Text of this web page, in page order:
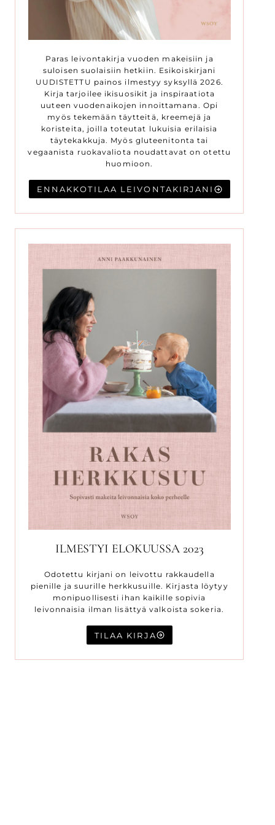
Paras leivontakirja vuoden makeisiin ja
suloisen suolaisiin hetkiin. Esikoiskirjani
UUDISTETTU painos ilmestyy syksyllä 2026.
Kirja tarjoilee ikisuosikit ja inspiraatiota
uuteen vuodenaikojen innoittamana. Opi
myös tekemään täytteitä, kreemejä ja
koristeita, joilla toteutat lukuisia erilaisia
täytekakkuja. Myös gluteenitonta tai
vegaanista ruokavaliota noudattavat on otettu
huomioon.
ENNAKKOTILAA LEIVONTAKIRJANI
ILMESTYI ELOKUUSSA 2023
Odotettu kirjani on leivottu rakkaudella
pienille ja suurille herkkusuille. Kirjasta löytyy
monipuollisesti ihan kaikille sopivia
leivonnaisia ilman lisättyä valkoista sokeria.
TILAA KIRJA